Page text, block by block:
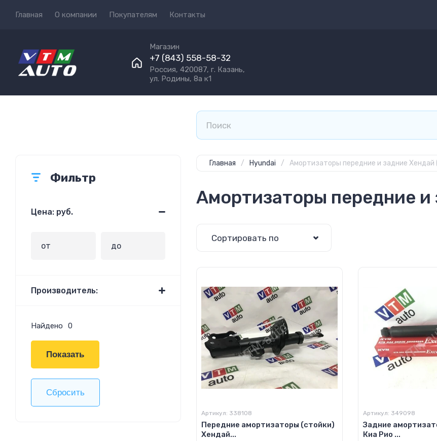
Главная О компании Покупателям Контакты
Магазин
+7 (843) 558-58-32
Россия, 420087, г. Казань,
ул. Родины, 8а к1
Фильтр
Цена: руб.
Производитель:
Найдено 0
Показать
Сбросить
Главная / Hyundai / Амортизаторы передние и задние Хендай
Амортизаторы передние
Сортировать по
Артикул: 338108
Передние амортизаторы (стойки)
Хендай...
Артикул: 349098
Задние
Киа Рио ...